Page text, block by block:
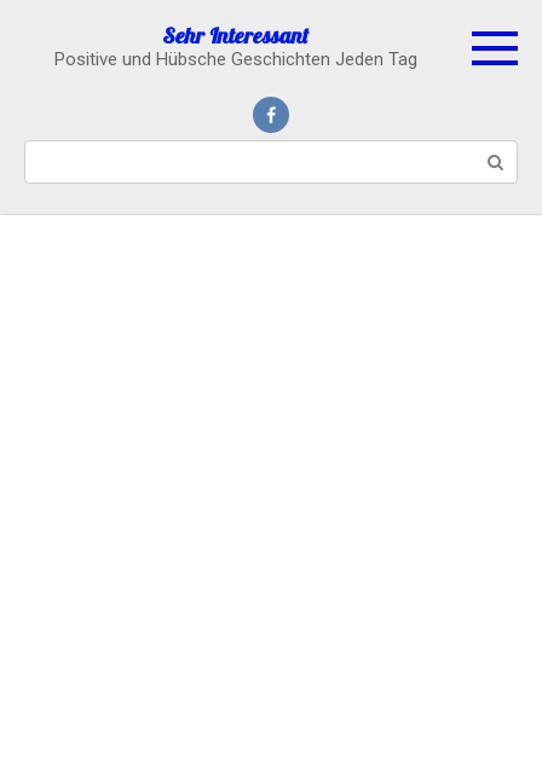
content
Sehr Interessant
Positive und Hübsche Geschichten Jeden Tag